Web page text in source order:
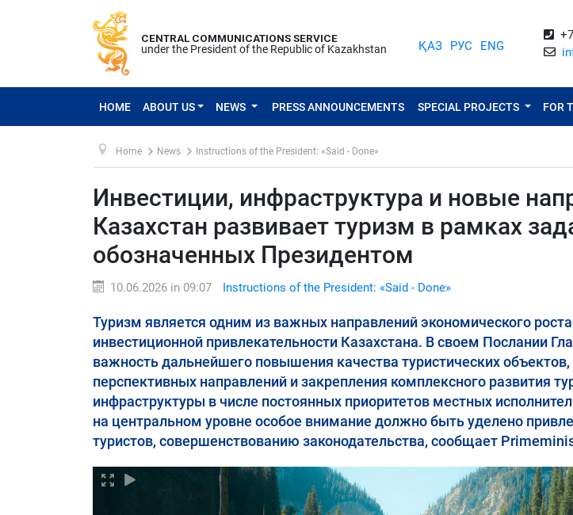
CENTRAL COMMUNICATIONS SERVICE
under the President of the Republic of Kazakhstan
ҚАЗ РУС ENG
HOME ABOUT US NEWS PRESS ANNOUNCEMENTS SPECIAL PROJECTS FOR
Home News Instructions of the President: «Said - Done»
Инвестиции, инфраструктура и новые
Казахстан развивает туризм в рамках
обозначенных Президентом
10.06.2026 in 09:07 Instructions of the President: «Said - Done»
Туризм является одним из важных направлений экономического
инвестиционной привлекательности Казахстана. В своем Послании
важность дальнейшего повышения качества туристических
перспективных направлений и закрепления комплексного развития
инфраструктуры в числе постоянных приоритетов местных
на центральном уровне особое внимание должно быть уделено
туристов, совершенствованию законодательства, сообщает